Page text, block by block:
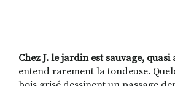
Chez J. le jardin est sauvage,
entend rarement la tondeuse.